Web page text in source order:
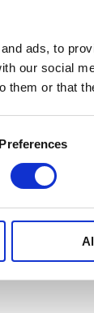
ads, to
our social
them or that
Preferences